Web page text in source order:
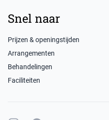
Snel naar
Prijzen & openingstijden
Arrangementen
Behandelingen
Faciliteiten